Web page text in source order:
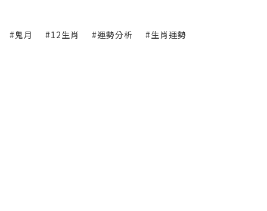
#鬼月 #12生肖 #運勢分析 #生肖運勢